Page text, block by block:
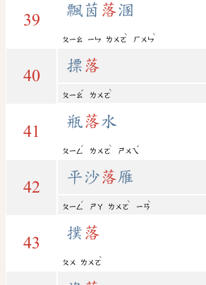
39
飄茵 落溷
ㄆㄧㄠ ㄧㄣ ㄌㄨㄛ
ˋ
ㄏㄨㄣ
ˋ
40
摽 落
ㄆㄧㄠ
ˇ
ㄌㄨㄛ
ˋ
41
瓶落水
ㄆㄧㄥ
ˊ
ㄌㄨㄛ
ˋ
ㄕㄨㄟ
ˇ
42
平沙落雁
ㄆㄧㄥ
ˊ
ㄕㄚ ㄌㄨㄛ
ˋ
ㄧㄢ
ˋ
43
撲 落
ㄆㄨ ㄌㄨㄛ
ˋ